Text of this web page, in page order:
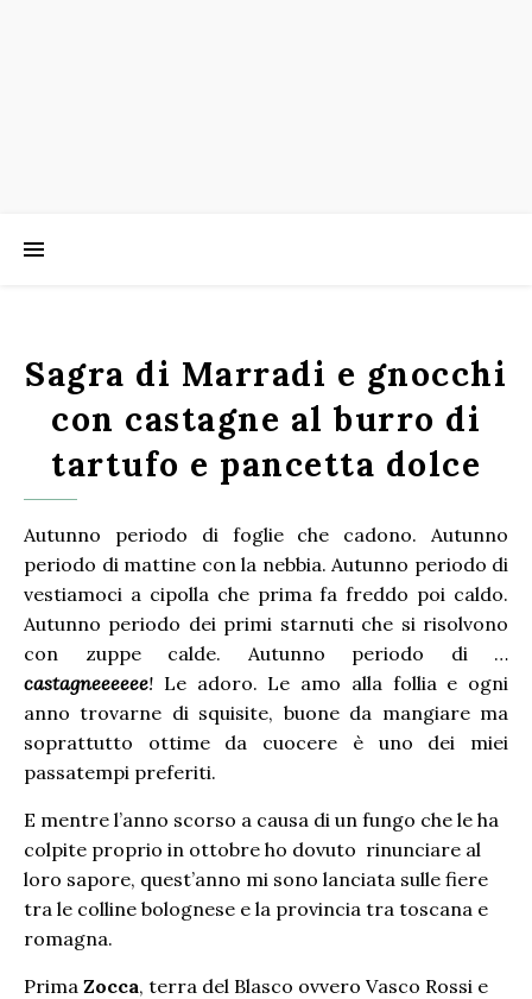
Sagra di Marradi e gnocchi
con castagne al burro di
tartufo e pancetta dolce
Autunno periodo di foglie che cadono. Autunno
periodo di mattine con la nebbia. Autunno periodo di
vestiamoci a cipolla che prima fa freddo poi caldo.
Autunno periodo dei primi starnuti che si risolvono
con zuppe calde. Autunno periodo di …
castagneeeeee! Le adoro. Le amo alla follia e ogni
anno trovarne di squisite, buone da mangiare ma
soprattutto ottime da cuocere è uno dei miei
passatempi preferiti.
E mentre l’anno scorso a causa di un fungo che le ha
colpite proprio in ottobre ho dovuto rinunciare al
loro sapore, quest’anno mi sono lanciata sulle fiere
tra le colline bolognese e la provincia tra toscana e
romagna.
Prima Zocca, terra del Blasco ovvero Vasco Rossi e